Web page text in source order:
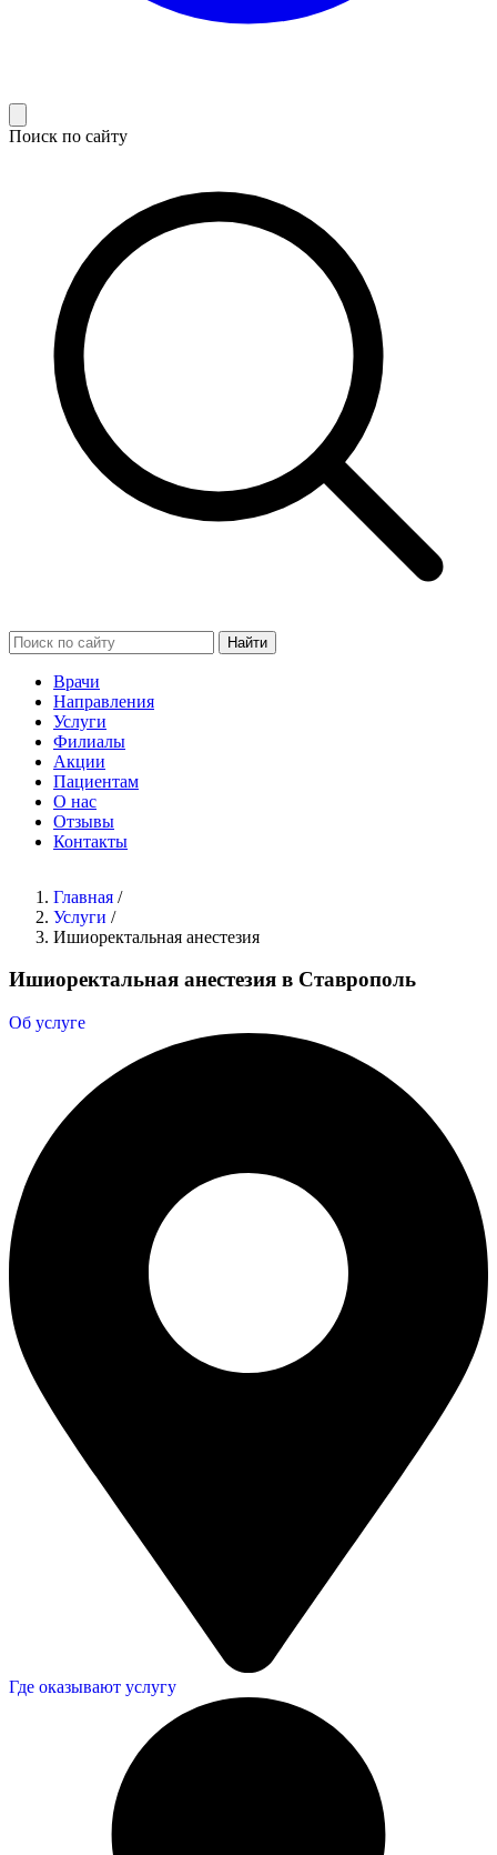
Поиск по сайту
Найти
Врачи
Направления
Услуги
Филиалы
Акции
Пациентам
О нас
Отзывы
Контакты
Главная /
Услуги /
Ишиоректальная анестезия
Ишиоректальная анестезия в Ставрополь
Об услуге
Где оказывают услугу